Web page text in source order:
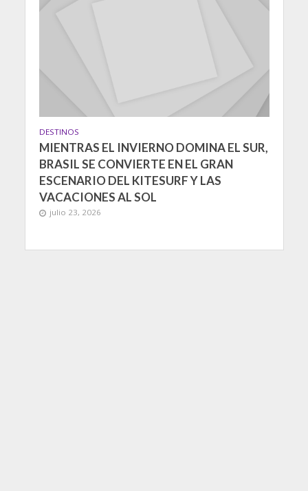
DESTINOS
MIENTRAS EL INVIERNO DOMINA EL SUR,
BRASIL SE CONVIERTE EN EL GRAN
ESCENARIO DEL KITESURF Y LAS
VACACIONES AL SOL
julio 23, 2026